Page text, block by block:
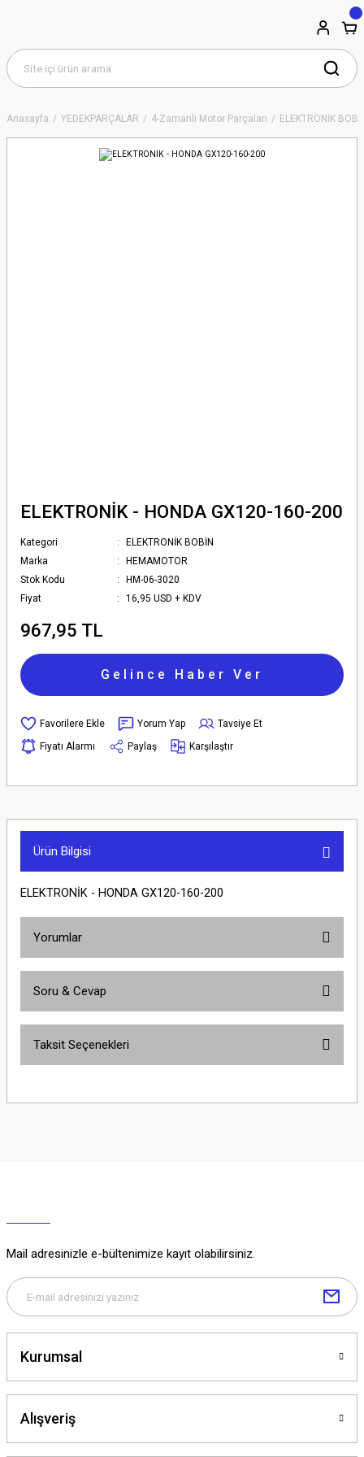
Anasayfa YEDEKPARÇALAR 4-Zamanlı Motor Parçaları ELEKTRONİK
ELEKTRONİK - HONDA GX120-160-200
Kategori
ELEKTRONİK BOBİN
Marka
HEMAMOTOR
Stok Kodu
HM-06-3020
Fiyat
16,95 USD + KDV
967,95 TL
Gelince Haber Ver
Yorum Yap
Tavsiye Et
Fiyatı Alarmı
Paylaş Karşılaştır
Ürün Bilgisi
ELEKTRONİK - HONDA GX120-160-200
Yorumlar
Soru & Cevap
Soru Sor
Taksit Seçenekleri
Mail adresinizle e-bültenimize kayıt olabilirsiniz.
Kurumsal
Alışveriş